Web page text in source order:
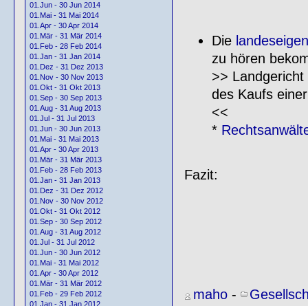
01.Jun - 30 Jun 2014
01.Mai - 31 Mai 2014
01.Apr - 30 Apr 2014
01.Mär - 31 Mär 2014
01.Feb - 28 Feb 2014
01.Jan - 31 Jan 2014
01.Dez - 31 Dez 2013
01.Nov - 30 Nov 2013
01.Okt - 31 Okt 2013
01.Sep - 30 Sep 2013
01.Aug - 31 Aug 2013
01.Jul - 31 Jul 2013
01.Jun - 30 Jun 2013
01.Mai - 31 Mai 2013
01.Apr - 30 Apr 2013
01.Mär - 31 Mär 2013
01.Feb - 28 Feb 2013
01.Jan - 31 Jan 2013
01.Dez - 31 Dez 2012
01.Nov - 30 Nov 2012
01.Okt - 31 Okt 2012
01.Sep - 30 Sep 2012
01.Aug - 31 Aug 2012
01.Jul - 31 Jul 2012
01.Jun - 30 Jun 2012
01.Mai - 31 Mai 2012
01.Apr - 30 Apr 2012
01.Mär - 31 Mär 2012
01.Feb - 29 Feb 2012
01.Jan - 31 Jan 2012
Die
zu hören
>>
des Kaufs
<<
*
Fazit:
maho-